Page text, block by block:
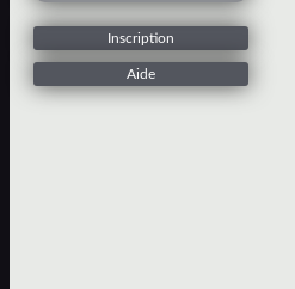
Inscription
Aide